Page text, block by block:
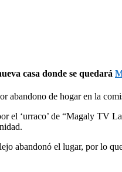
casa donde se quedará
abandono de hogar en la
el ‘urraco’ de “Magaly TV
abandonó el lugar, por lo